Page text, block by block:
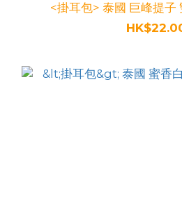
<掛耳包> 泰國 巨峰提子